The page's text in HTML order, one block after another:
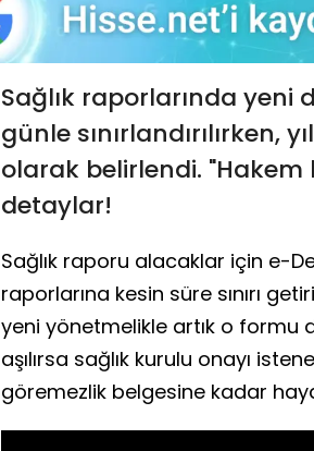
Sağlık raporlarında yeni
günle sınırlandırılırken,
olarak belirlendi. "Hakem
detaylar!
Sağlık raporu alacaklar için e-
raporlarına kesin süre sınırı
yeni yönetmelikle artık o formu
aşılırsa sağlık kurulu onayı
göremezlik belgesine kadar